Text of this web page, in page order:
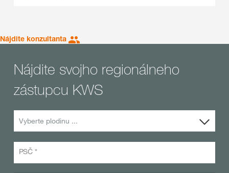
Nájdite konzultanta
Nájdite svojho regionálneho
zástupcu KWS
Vyberte plodinu ...
PSČ *